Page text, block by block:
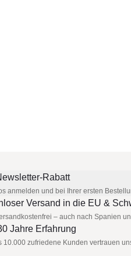
Rabatt
anmelden und bei Ihrer ersten
Versand in die EU &
– auch nach Spanien
Jahre Erfahrung
10.000 zufriedene Kunden vertrauen